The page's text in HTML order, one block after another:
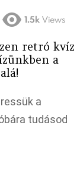
1.5k Views
retró kvíz
a
a
tudásod